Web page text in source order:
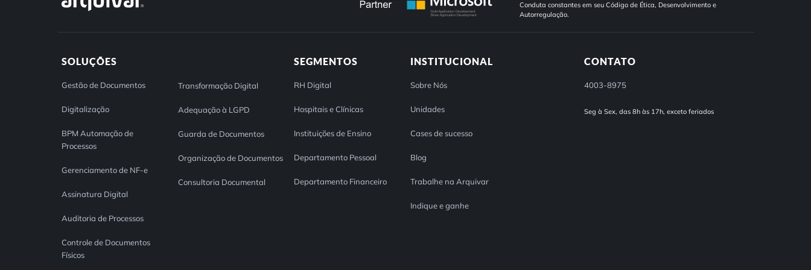
Conduta constantes em seu Código de Ética, Desenvolvimento e
Autorregulação.
SOLUÇÕES
Gestão de Documentos
Digitalização
BPM Automação de
Processos
Gerenciamento de NF-e
Assinatura Digital
Auditoria de Processos
Controle de Documentos
Físicos
Transformação Digital
Adequação à LGPD
Guarda de Documentos
Organização de Documentos
Consultoria Documental
SEGMENTOS
RH Digital
Hospitais e Clínicas
Instituições de Ensino
Departamento Pessoal
Departamento Financeiro
INSTITUCIONAL
Sobre Nós
Unidades
Cases de sucesso
Blog
Trabalhe na Arquivar
Indique e ganhe
CONTATO
4003-8975
Seg à Sex, das 8h às 17h, exceto feriados